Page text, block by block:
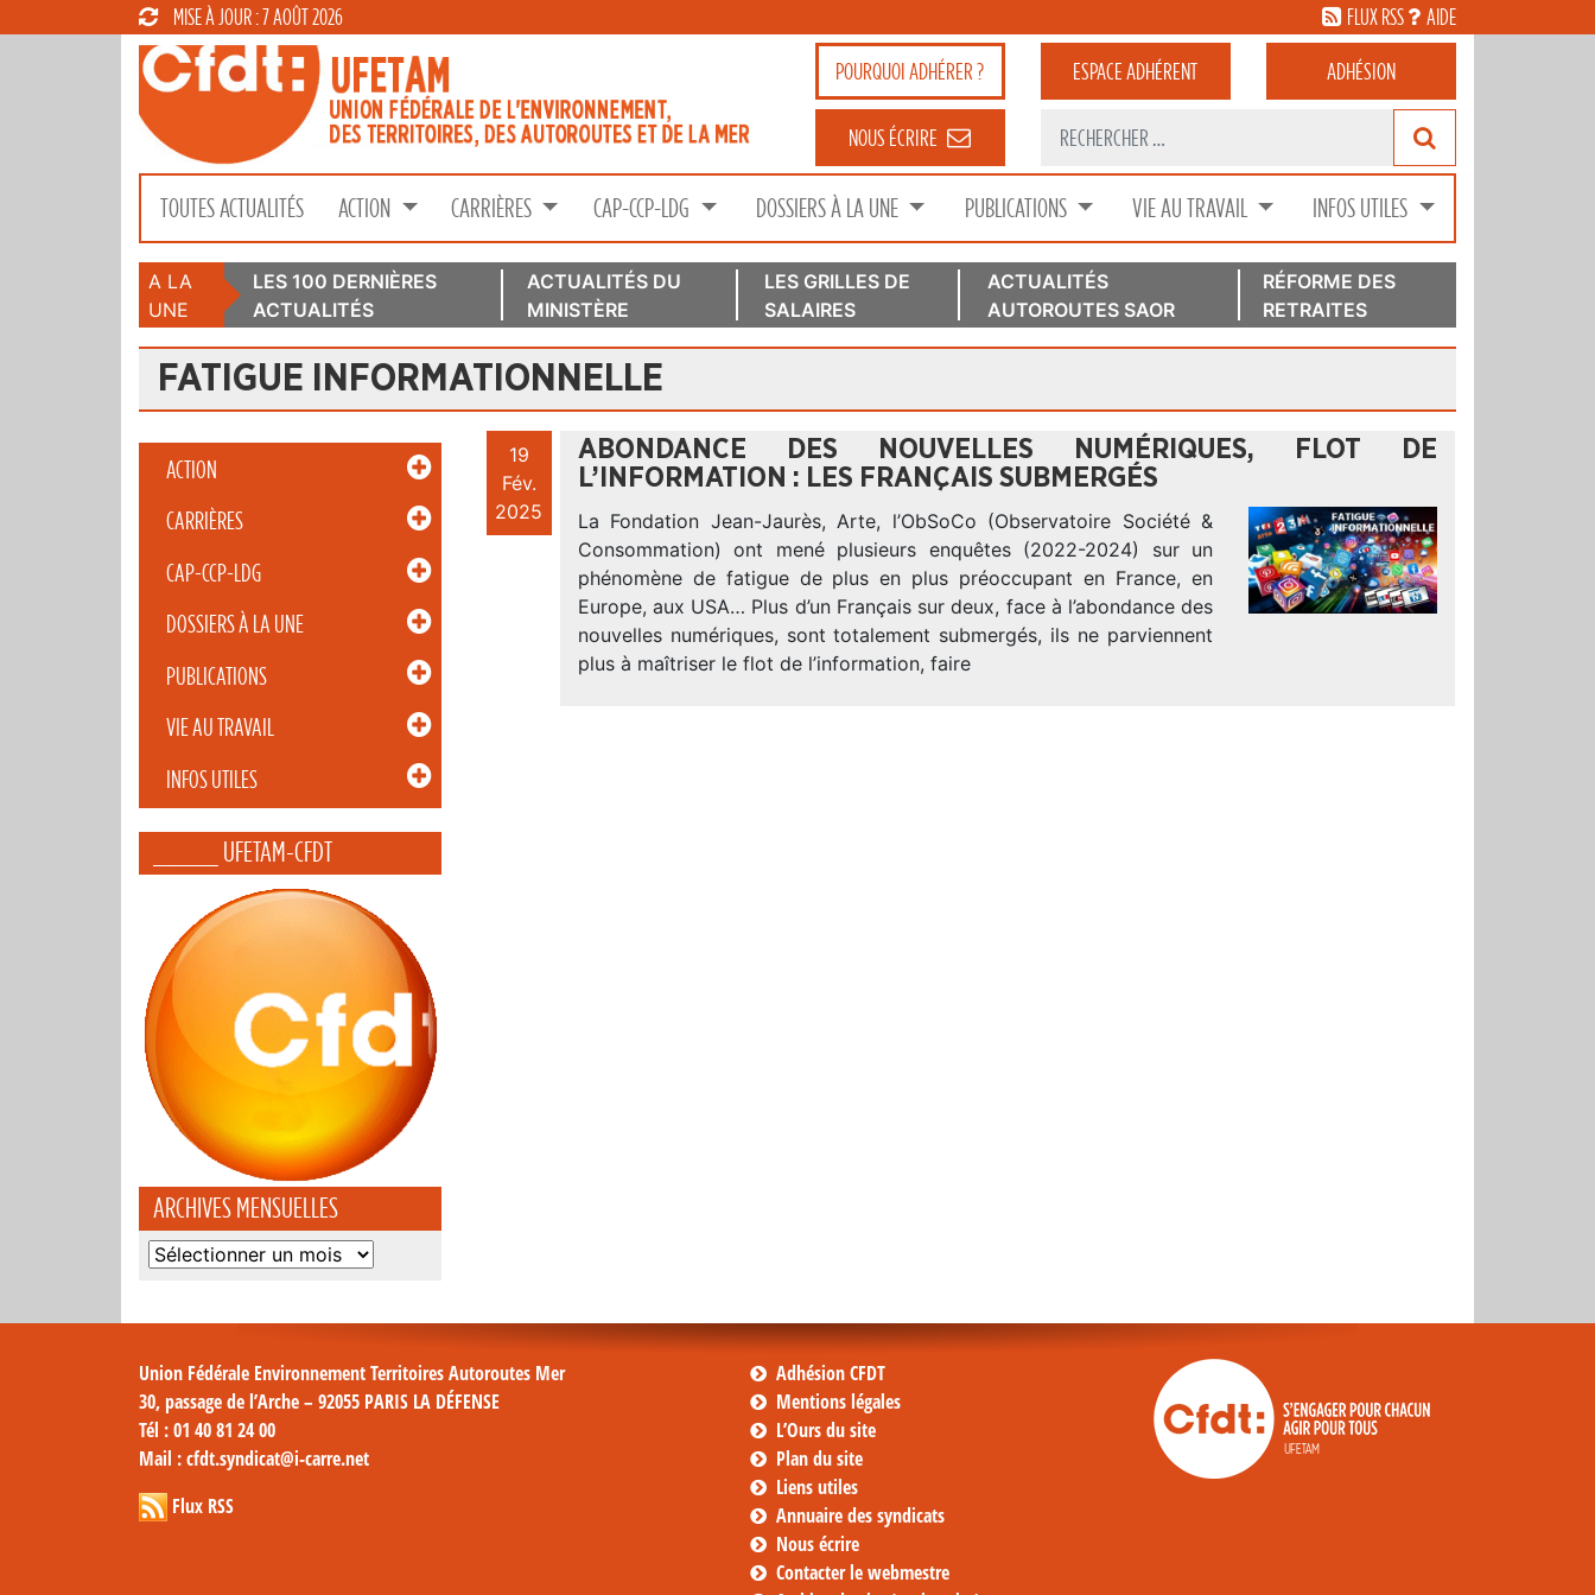
MISE À JOUR : 7 AOÛT 2026 FLUX RSS AIDE
POURQUOIADHÉRER ? ESPACEADHÉRENT ADHÉSION
NOUS ÉCRIRE
TOUTES ACTUALITÉS ACTION CARRIÈRES CAP-CCP-LDG DOSSIERS À LA UNE PUBLICATIONS VIE AU TRAVAIL INFOS UTILES
A LA
UNE
LES 100 DERNIÈRES
ACTUALITÉS
ACTUALITÉS DU
MINISTÈRE
LES GRILLES DE
SALAIRES
ACTUALITÉS
AUTOROUTES SAOR
RÉFORME DES
RETRAITES
FATIGUE INFORMATIONNELLE
ACTION
CARRIÈRES
CAP-CCP-LDG
DOSSIERS À LA UNE
PUBLICATIONS
VIE AU TRAVAIL
INFOS UTILES
_____ UFETAM-CFDT
ARCHIVES MENSUELLES
Archives
19
Fév.
2025
ABONDANCE DES NOUVELLES NUMÉRIQUES, FLOT DE
L’INFORMATION : LES FRANÇAIS SUBMERGÉS
La Fondation Jean-Jaurès, Arte, l’ObSoCo (Observatoire Société &
Consommation) ont mené plusieurs enquêtes (2022-2024) sur un
phénomène de fatigue de plus en plus préoccupant en France, en
Europe, aux USA… Plus d’un Français sur deux, face à l’abondance des
nouvelles numériques, sont totalement submergés, ils ne parviennent
plus à maîtriser le flot de l’information, faire
Union Fédérale Environnement Territoires Autoroutes Mer
30, passage de l’Arche – 92055 PARIS LA DÉFENSE
Tél : 01 40 81 24 00
Mail : cfdt.syndicat@i-carre.net
Flux RSS
Adhésion CFDT
Mentions légales
L’Ours du site
Plan du site
Liens utiles
Annuaire des syndicats
Nous écrire
Contacter le webmestre